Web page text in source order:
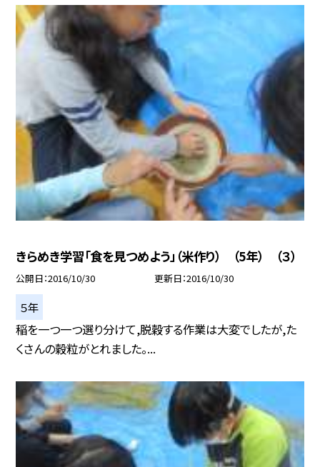
きらめき学習「食を見つめよう」（米作り） （5年） （３）
公開日 2016/10/30 更新日 2016/10/30
５年
稲を一つ一つ選り分けて,脱穀する作業は大変でしたが,た
くさんの穀粒がとれました。...